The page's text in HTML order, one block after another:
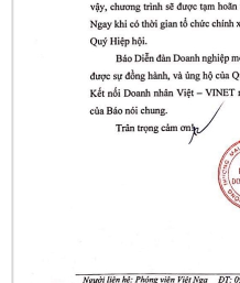
ĐĂNG
Các ô có dấu *
Tải hồ sơ